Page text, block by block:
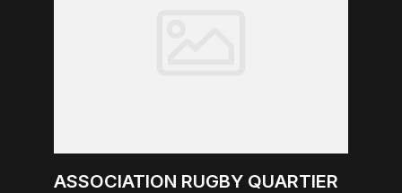
ASSOCIATION RUGBY QUARTIER